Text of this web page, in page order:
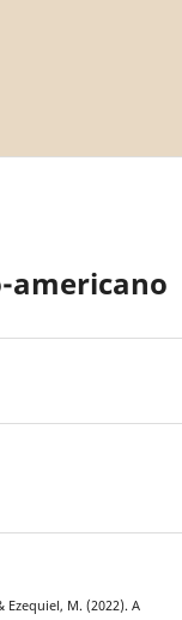
americano
Ezequiel, M. (2022). A